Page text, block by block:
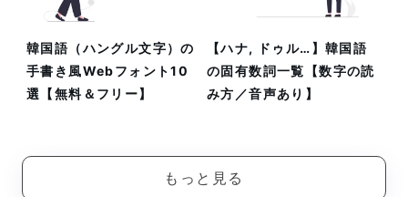
韓国語（ハングル文字）の
手書き風Webフォント10
選【無料＆フリー】
【ハナ, ドゥル…】韓国語
の固有数詞一覧【数字の読
み方／音声あり】
もっと見る